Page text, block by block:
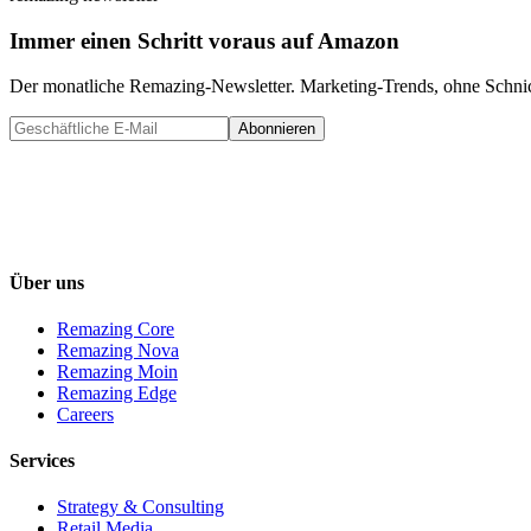
Immer einen Schritt voraus auf Amazon
Der monatliche Remazing-Newsletter. Marketing-Trends, ohne
Abonnieren
Über uns
Remazing Core
Remazing Nova
Remazing Moin
Remazing Edge
Careers
Services
Strategy & Consulting